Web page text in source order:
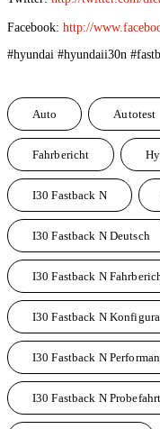
Facebook: http://
#hyundai #hyundaii30n
Auto Autotest
Fahrbericht
I30 Fastback N
I30 Fastback N Deutsch
I30 Fastback N
I30 Fastback N
I30 Fastback N
I30 Fastback N Probefahrt